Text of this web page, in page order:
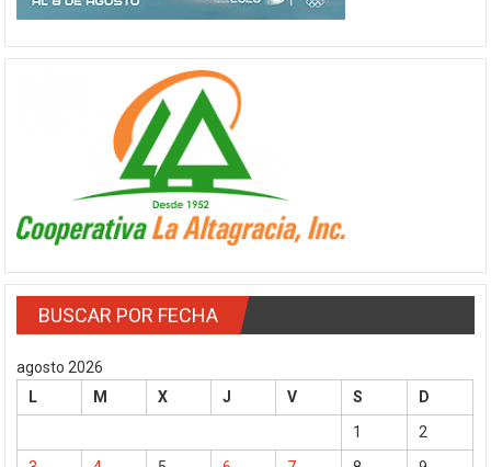
BUSCAR POR FECHA
agosto 2026
L
M X J V S
D
1
2